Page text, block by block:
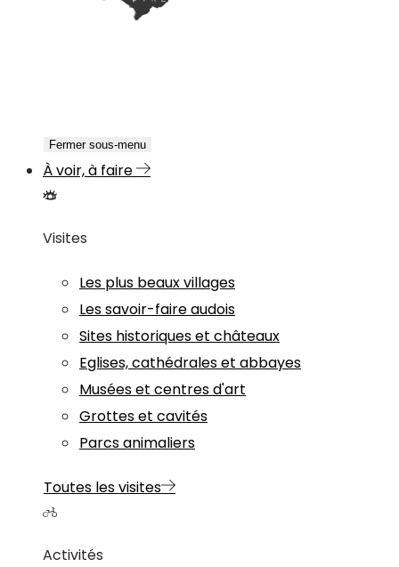
Fermer sous-menu
À voir, à faire
Visites
Les plus beaux villages
Les savoir-faire audois
Sites historiques et châteaux
Eglises, cathédrales et abbayes
Musées et centres d'art
Grottes et cavités
Parcs animaliers
Toutes les visites
Activités